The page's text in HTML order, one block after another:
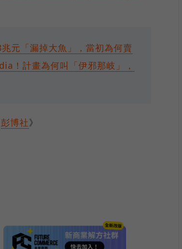
元「漏掉大魚」，當初為何賣
！計畫為何叫「伊邪那岐」，
彭博社》